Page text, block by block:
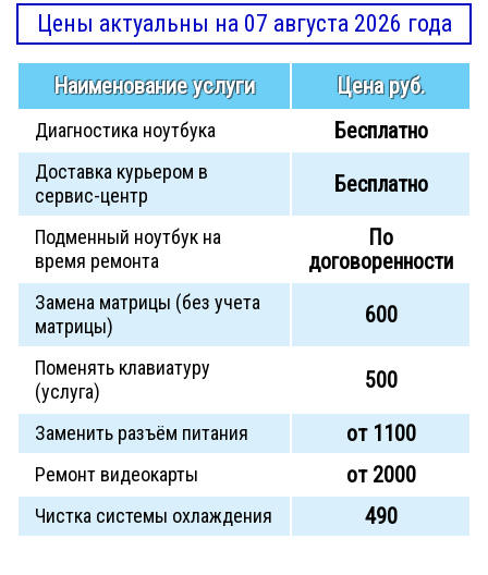
Цены актуальны на 07 августа 2026 года
Наименование услуги Цена руб.
Диагностика ноутбука Бесплатно
Доставка курьером в
сервис-центр
Бесплатно
Подменный ноутбук на
время ремонта
По
договоренности
Замена матрицы (без учета
матрицы)
600
Поменять клавиатуру
(услуга)
500
Заменить разъём питания от 1100
Ремонт видеокарты от 2000
Чистка системы охлаждения 490